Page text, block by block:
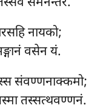
नायको;
वसेन यं.
संवण्णनाक्कमो;
तस्सत्थवण्णनं.